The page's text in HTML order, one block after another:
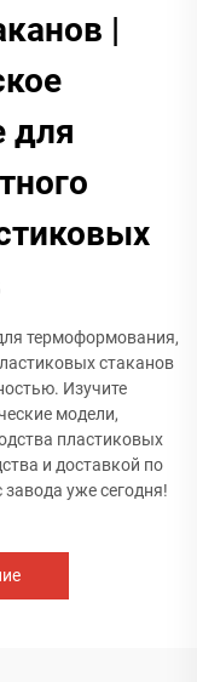
|
для
термоформования,
стаканов
Изучите
модели,
пластиковых
и доставкой по
уже сегодня!